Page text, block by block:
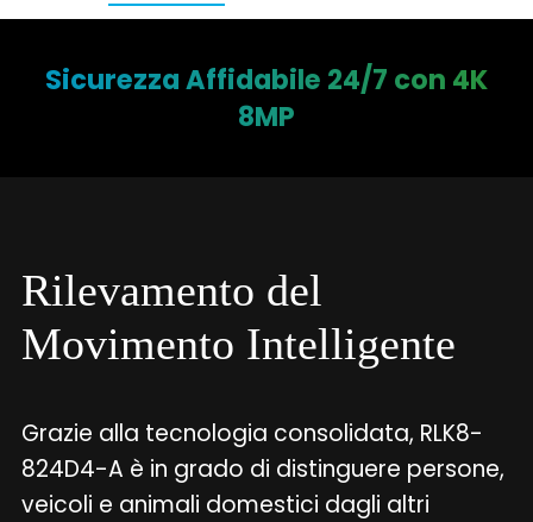
Sicurezza Affidabile 24/7 con 4K
8MP
Rilevamento del
Movimento Intelligente
Grazie alla tecnologia consolidata, RLK8-
824D4-A è in grado di distinguere persone,
veicoli e animali domestici dagli altri